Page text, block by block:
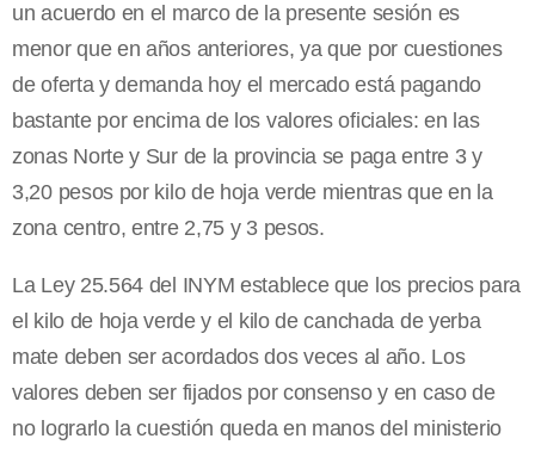
un acuerdo en el marco de la presente sesión es
menor que en años anteriores, ya que por cuestiones
de oferta y demanda hoy el mercado está pagando
bastante por encima de los valores oficiales: en las
zonas Norte y Sur de la provincia se paga entre 3 y
3,20 pesos por kilo de hoja verde mientras que en la
zona centro, entre 2,75 y 3 pesos.
La Ley 25.564 del INYM establece que los precios para
el kilo de hoja verde y el kilo de canchada de yerba
mate deben ser acordados dos veces al año. Los
valores deben ser fijados por consenso y en caso de
no lograrlo la cuestión queda en manos del ministerio